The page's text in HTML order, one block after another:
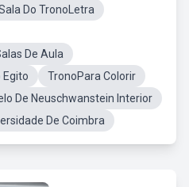
Do TronoLetra
De Aula
Egito
TronoPara Colorir
De Neuschwanstein Interior
De Coimbra